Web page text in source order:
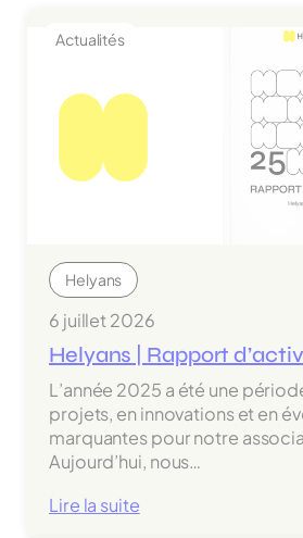
Actualités
Helyans
6 juillet 2026
Helyans | Rapport
L’année 2025 a été une
projets, en innovations et en
marquantes pour notre
Aujourd’hui, nous…
Lire la suite: